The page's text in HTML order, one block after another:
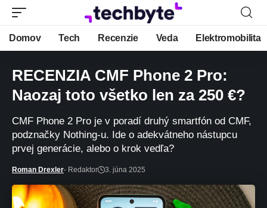
Domov Tech Recenzie Veda Elektromobilita
RECENZIA CMF Phone 2 Pro:
Naozaj toto všetko len za 250 €?
CMF Phone 2 Pro je v poradí druhý smartfón od CMF,
podznačky Nothing-u. Ide o adekvátneho nástupcu
prvej generácie, alebo o krok vedľa?
Roman Drexler- Redaktor 3. júna 2025